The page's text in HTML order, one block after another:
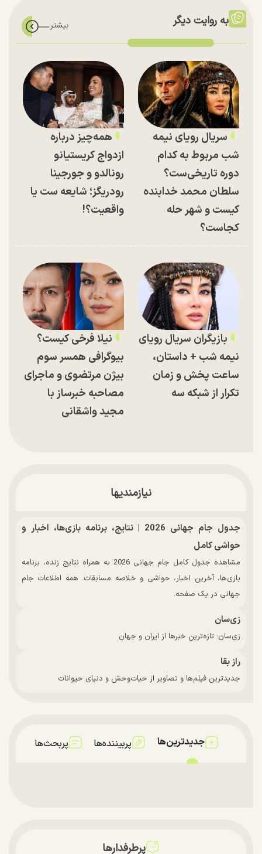
به روایت دیگر
سریال رویای نیمه
شب مربوط به کدام
دوره تاریخی‌ست؟
سلطان محمد خدابنده
کیست و شهر حله
کجاست؟
همه‌چیز درباره
ازدواج کریستیانو
رونالدو و جورجینا
رودریگز؛ شایعه ست یا
واقعیت؟!
بازیگران سریال رویای
نیمه شب + داستان،
ساعت پخش و زمان
تکرار از شبکه سه
نیلا فرخی کیست؟
بیوگرافی همسر سوم
بیژن مرتضوی و ماجرای
مصاحبه خبرساز با
مجید واشقانی
نیازمندیها
جدول جام جهانی 2026 | نتایج، برنامه بازی‌ها، اخبار و
حواشی کامل
مشاهده جدول کامل جام جهانی 2026 به همراه نتایج زنده، برنامه
بازی‌ها، آخرین اخبار، حواشی و خلاصه مسابقات. همه اطلاعات جام
جهانی در یک صفحه.
زی‌سان
زی‌سان: تازه‌ترین خبرها از ایران و جهان
راز بقا
جدیدترین فیلم‌ها و تصاویر از حیات‌وحش و دنیای حیوانات
جدیدترین‌ها پربیننده‌ها پربحث‌ها
پرطرفدارها